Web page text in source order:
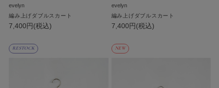
evelyn
編み上げダブルスカート
7,400円(税込)
evelyn
編み上げダブルスカート
7,400円(税込)
RESTOCK NEW